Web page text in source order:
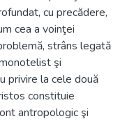
cu precădere,
cea a voinţei
strâns legată
şi
privire la cele două
constituie
antropologic şi